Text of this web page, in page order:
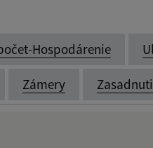
Hospodárenie
Zámery